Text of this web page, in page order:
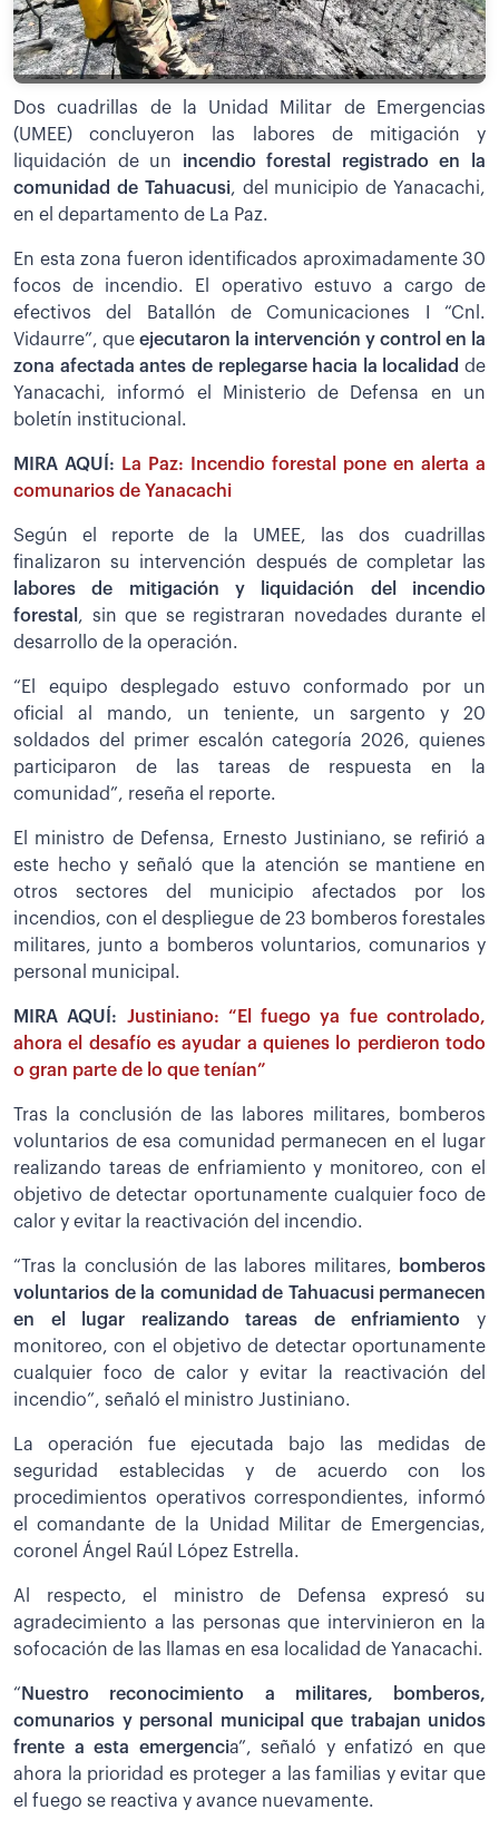
Dos cuadrillas de la Unidad Militar de Emergencias
(UMEE) concluyeron las labores de mitigación y
liquidación de un incendio forestal registrado en la
comunidad de Tahuacusi, del municipio de Yanacachi,
en el departamento de La Paz.
En esta zona fueron identificados aproximadamente 30
focos de incendio. El operativo estuvo a cargo de
efectivos del Batallón de Comunicaciones I “Cnl.
Vidaurre”, que ejecutaron la intervención y control en la
zona afectada antes de replegarse hacia la localidad de
Yanacachi, informó el Ministerio de Defensa en un
boletín institucional.
MIRA AQUÍ:
La Paz: Incendio forestal pone en alerta a
comunarios de Yanacachi
Según el reporte de la UMEE, las dos cuadrillas
finalizaron su intervención después de completar las
labores de mitigación y liquidación del incendio
forestal , sin que se registraran novedades durante el
desarrollo de la operación.
“El equipo desplegado estuvo conformado por un
oficial al mando, un teniente, un sargento y 20
soldados del primer escalón categoría 2026, quienes
participaron de las tareas de respuesta en la
comunidad”, reseña el reporte.
El ministro de Defensa, Ernesto Justiniano, se refirió a
este hecho y señaló que la atención se mantiene en
otros sectores del municipio afectados por los
incendios, con el despliegue de 23 bomberos forestales
militares, junto a bomberos voluntarios, comunarios y
personal municipal.
MIRA AQUÍ: Justiniano: “El fuego ya fue controlado,
ahora el desafío es ayudar a quienes lo perdieron todo
o gran parte de lo que tenían”
Tras la conclusión de las labores militares, bomberos
voluntarios de esa comunidad permanecen en el lugar
realizando tareas de enfriamiento y monitoreo, con el
objetivo de detectar oportunamente cualquier foco de
calor y evitar la reactivación del incendio.
“Tras la conclusión de las labores militares,
bomberos
voluntarios de la comunidad de Tahuacusi permanecen
en el lugar realizando tareas de enfriamiento y
monitoreo, con el objetivo de detectar oportunamente
cualquier foco de calor y evitar la reactivación del
incendio”, señaló el ministro Justiniano.
La operación fue ejecutada bajo las medidas de
seguridad establecidas y de acuerdo con los
procedimientos operativos correspondientes, informó
el comandante de la Unidad Militar de Emergencias,
coronel Ángel Raúl López Estrella.
Al respecto, el ministro de Defensa expresó su
agradecimiento a las personas que intervinieron en la
sofocación de las llamas en esa localidad de Yanacachi.
“ Nuestro reconocimiento a militares, bomberos,
comunarios y personal municipal que trabajan unidos
frente a esta emergencia”, señaló y enfatizó en que
ahora la prioridad es proteger a las familias y evitar que
el fuego se reactiva y avance nuevamente.